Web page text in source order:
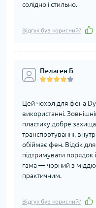
солідно і стильно.
Відгук був корисний?
Пелагея Б.
Цей чохол для фена
використанні.
пластику добре
транспортуванні,
обіймає фен. Відсік
підтримувати порядок
гама — чорний з
практичним.
Відгук був корисний?